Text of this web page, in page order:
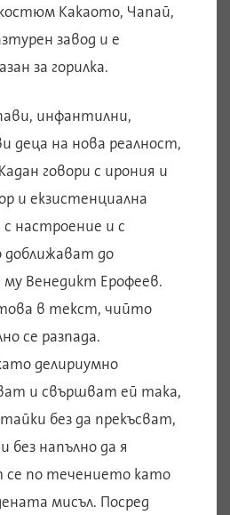
Какаото, Чапай,
завод и е
за горилка.
инфантилни,
деца на нова реалност,
говори с ирония и
и екзистенциална
настроение и с
доближават до
Венедикт Ерофеев.
в текст, чийто
се разпада.
делириумно
и свършват ей така,
без да прекъсват,
напълно да я
по течението като
мисъл. Посред